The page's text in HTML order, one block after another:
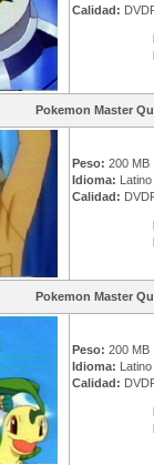
Calidad:
Pokemon Master
Peso: 200 MB
Idioma:
Calidad:
Pokemon Master
Peso: 200 MB
Idioma:
Calidad: